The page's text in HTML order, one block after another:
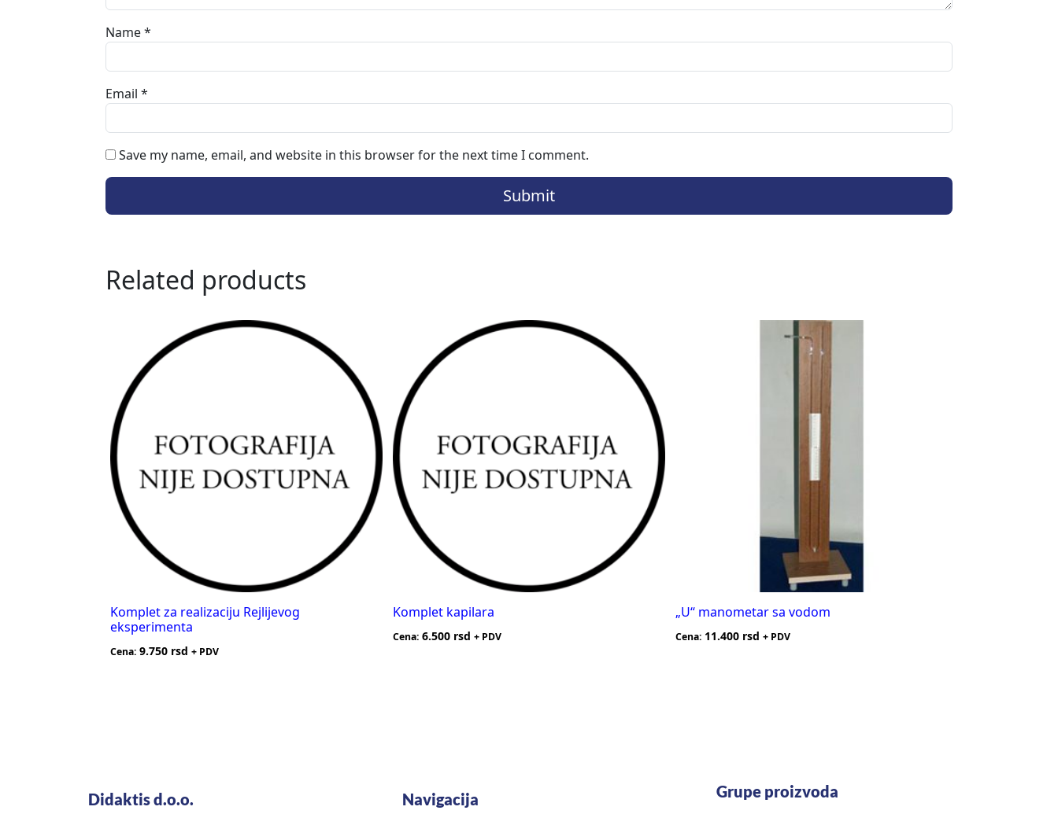
Name*
Email *
Save my name, email, and website in this browser for the next time I comment.
Related products
Komplet za realizaciju Rejlijevog
eksperimenta
Cena: 9.750 rsd + PDV
Komplet kapilara
Cena: 6.500 rsd + PDV
„U“ manometar sa vodom
Cena: 11.400 rsd + PDV
Didaktis d.o.o. Navigacija Grupe proizvoda